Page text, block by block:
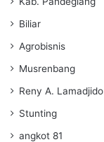
Biliar
Agrobisnis
Musrenbang
Reny A. Lamadjido
Stunting
angkot 81